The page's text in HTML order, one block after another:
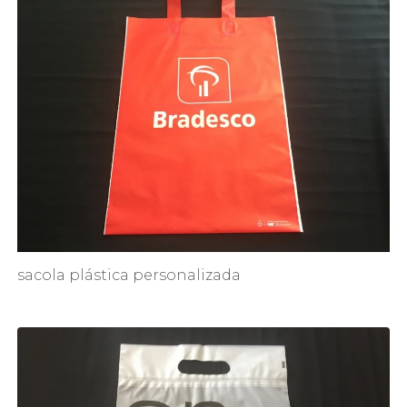
sacola plástica personalizada